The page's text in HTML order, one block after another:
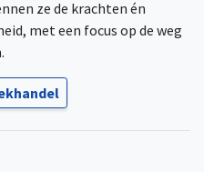
ze de krachten én
met een focus op de weg